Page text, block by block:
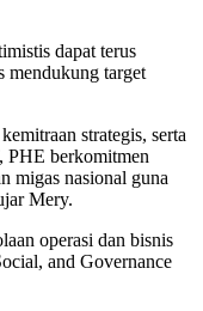
dapat terus
mendukung target
strategis, serta
PHE berkomitmen
migas nasional guna
Mery.
operasi dan bisnis
and Governance